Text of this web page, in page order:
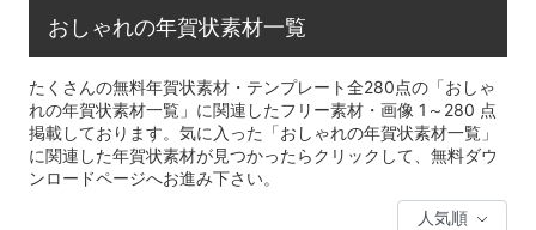
おしゃれの年賀状素材一覧
たくさんの無料年賀状素材・テンプレート全280点の「おしゃ
れの年賀状素材一覧」に関連したフリー素材・画像 1～280 点
掲載しております。気に入った「おしゃれの年賀状素材一覧」
に関連した年賀状素材が見つかったらクリックして、無料ダウ
ンロードページへお進み下さい。